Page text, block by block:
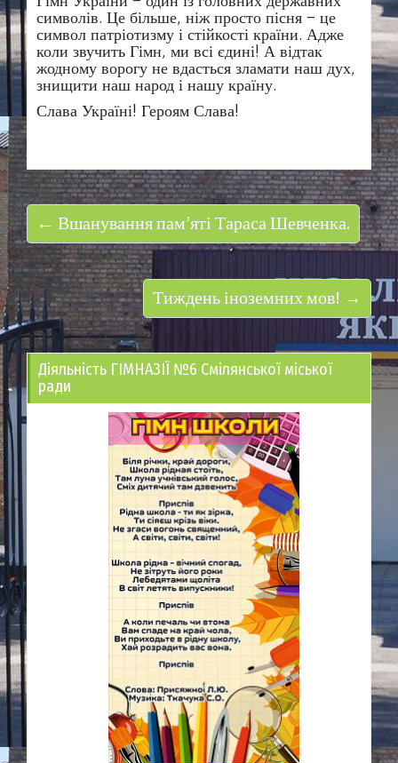
символів. Це більше, ніж просто пісня – це
символ патріотизму і стійкості країни. Адже
коли звучить Гімн, ми всі єдині! А відтак
жодному ворогу не вдасться зламати наш дух,
знищити наш народ і нашу країну.
Слава Україні! Героям Слава!
← Вшанування пам’яті Тараса Шевченка.
Тиждень іноземних мов! →
Діяльність ГІМНАЗІЇ №6 Смілянської міської
ради